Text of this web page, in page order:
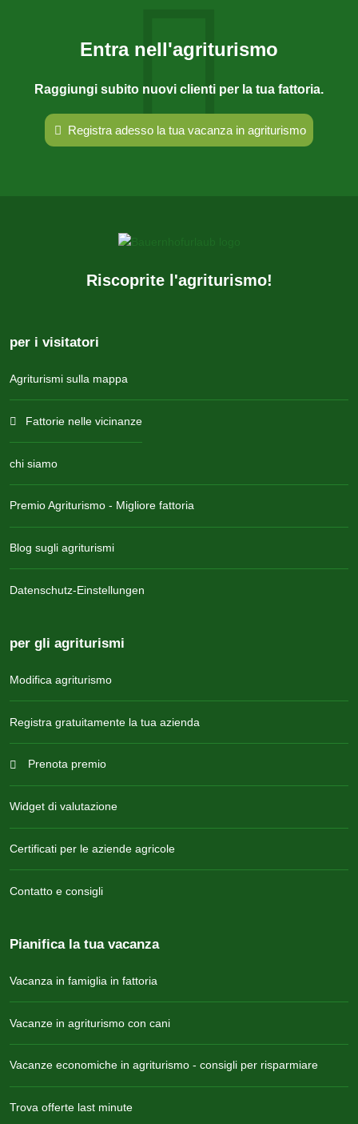
Entra nell'agriturismo
Raggiungi subito nuovi clienti per la tua fattoria.
Registra adesso la tua vacanza in agriturismo
Riscoprite l'agriturismo!
per i visitatori
Agriturismi sulla mappa
Fattorie nelle vicinanze
chi siamo
Premio Agriturismo - Migliore fattoria
Blog sugli agriturismi
Datenschutz-Einstellungen
per gli agriturismi
Modifica agriturismo
Registra gratuitamente la tua azienda
Prenota premio
Widget di valutazione
Certificati per le aziende agricole
Contatto e consigli
Pianifica la tua vacanza
Vacanza in famiglia in fattoria
Vacanze in agriturismo con cani
Vacanze economiche in agriturismo - consigli per risparmiare
Trova offerte last minute